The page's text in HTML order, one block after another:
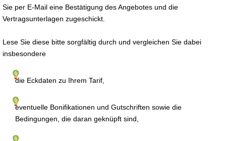
Sie per E-Mail eine Bestätigung des Angebotes und die
Vertragsunterlagen zugeschickt.
Lese Sie diese bitte sorgfältig durch und vergleichen Sie dabei
insbesondere
die Eckdaten zu Ihrem Tarif,
eventuelle Bonifikationen und Gutschriften sowie die
Bedingungen, die daran geknüpft sind,